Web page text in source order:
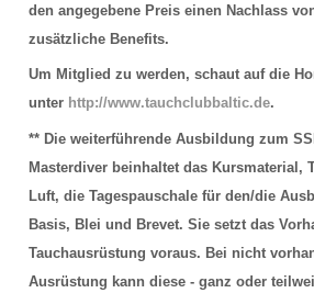
Preise Ausfahrten
Preise Ausbildung
ÖFFNUNGSZEITEN
TERMINE
den angegebene Preis einen Nachlass
zusätzliche Benefits.
Um Mitglied zu werden, schaut auf die
unter http://www.tauchclubbaltic.de.
** Die weiterführende Ausbildung zum
Masterdiver beinhaltet das Kursmaterial,
Luft, die Tagespauschale für den/die
Basis, Blei und Brevet. Sie setzt das
Tauchausrüstung voraus. Bei nicht
Ausrüstung kann diese - ganz oder